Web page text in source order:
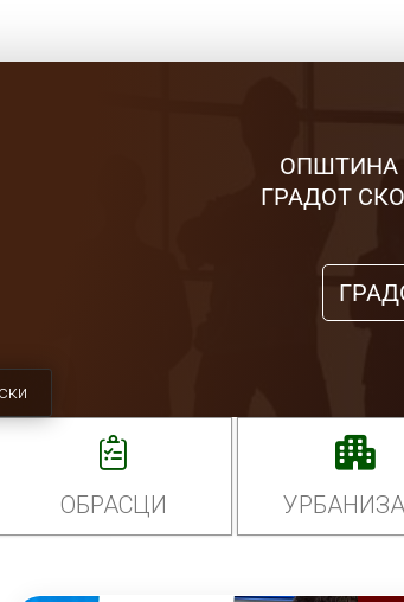
ОПШТИНА
ГРАДОТ
ОБРАСЦИ